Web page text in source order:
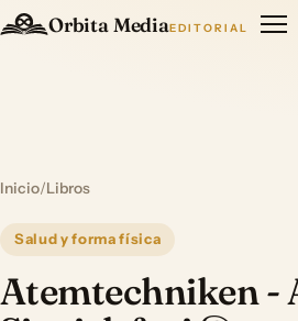
Orbita MediaEDITORIAL
Inicio/Libros
Salud y forma física
Atemtechniken -